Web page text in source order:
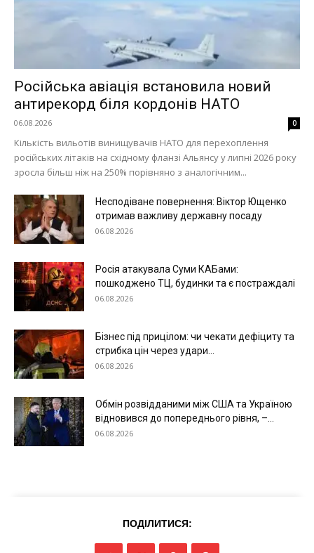
Меню
Київ
Україна
Економіка
Політика
Світ
Технології
Війна
Російська авіація встановила новий
антирекорд біля кордонів НАТО
06.08.2026 0
Кількість вильотів винищувачів НАТО для перехоплення
російських літаків на східному фланзі Альянсу у липні 2026 року
зросла більш ніж на 250% порівняно з аналогічним...
Несподіване повернення: Віктор Ющенко
отримав важливу державну посаду
06.08.2026
Росія атакувала Суми КАБами:
пошкоджено ТЦ, будинки та є постраждалі
06.08.2026
Бізнес під прицілом: чи чекати дефіциту та
стрибка цін через удари...
06.08.2026
Обмін розвідданими між США та Україною
відновився до попереднього рівня, –...
06.08.2026
ПОДІЛИТИСЯ: